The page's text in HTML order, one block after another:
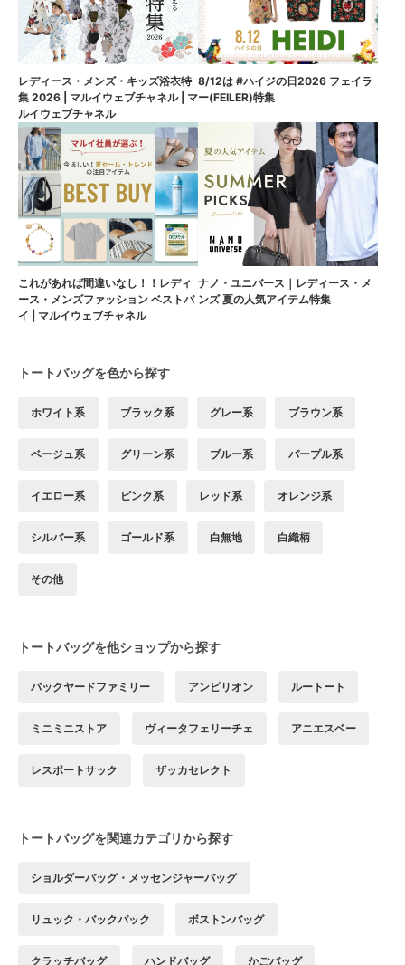
レディース・メンズ・キッズ浴衣特
集 2026 | マルイウェブチャネル | マ
ルイウェブチャネル
8/12は #ハイジの日2026 フェイラ
ー(FEILER)特集
これがあれば間違いなし！！レディ
ース・メンズファッション ベストバ
イ | マルイウェブチャネル
ナノ・ユニバース｜レディース・メ
ンズ 夏の人気アイテム特集
トートバッグを色から探す
ホワイト系 ブラック系 グレー系 ブラウン系
ベージュ系 グリーン系 ブルー系 パープル系
イエロー系 ピンク系 レッド系 オレンジ系
シルバー系 ゴールド系 白無地 白織柄
その他
トートバッグを他ショップから探す
バックヤードファミリー アンビリオン ルートート
ミニミニストア ヴィータフェリーチェ アニエスベー
レスポートサック ザッカセレクト
トートバッグを関連カテゴリから探す
ショルダーバッグ・メッセンジャーバッグ
リュック・バックパック ボストンバッグ
クラッチバッグ ハンドバッグ かごバッグ